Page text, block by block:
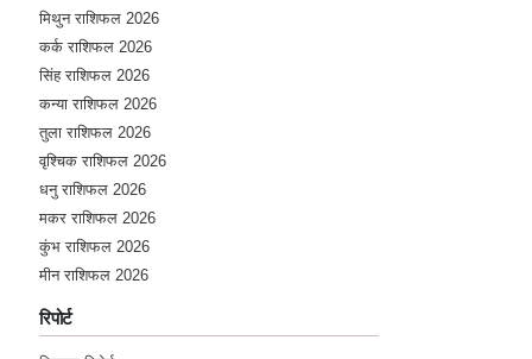
मिथुन राशिफल 2026
कर्क राशिफल 2026
सिंह राशिफल 2026
कन्या राशिफल 2026
तुला राशिफल 2026
वृश्चिक राशिफल 2026
धनु राशिफल 2026
मकर राशिफल 2026
कुंभ राशिफल 2026
मीन राशिफल 2026
रिपोर्ट